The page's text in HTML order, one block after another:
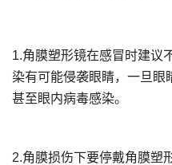
1.角膜塑形镜在感冒时建议
染有可能侵袭眼睛，一旦眼
甚至眼内病毒感染。
2.角膜损伤下要停戴角膜塑